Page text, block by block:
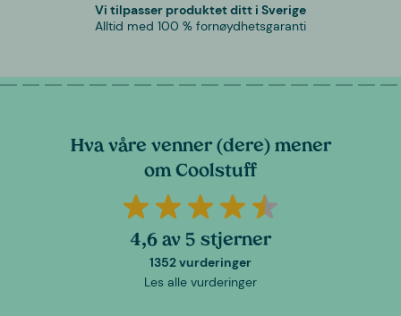
Vi tilpasser produktet ditt i Sverige
Alltid med 100 % fornøydhetsgaranti
Hva våre venner (dere) mener
om Coolstuff
4,6 av 5 stjerner
1352 vurderinger
Les alle vurderinger